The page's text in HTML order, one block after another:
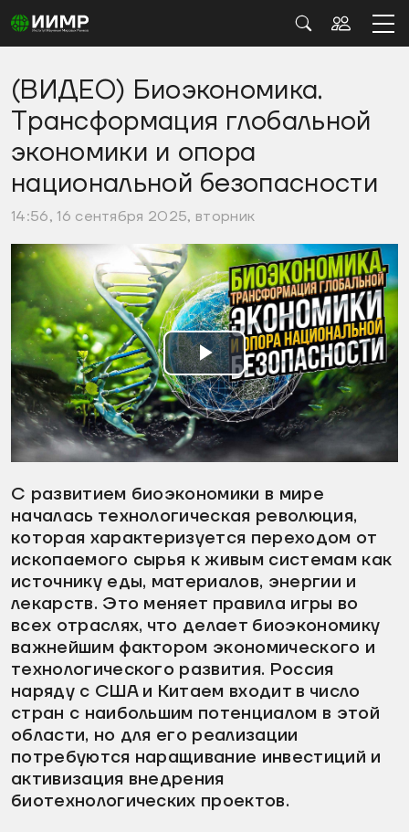
(ВИДЕО) Биоэкономика.
Трансформация глобальной
экономики и опора
национальной безопасности
14:56, 16 сентября 2025, вторник
Воспроизвести
видео
С развитием биоэкономики в мире
началась технологическая революция,
которая характеризуется переходом от
ископаемого сырья к живым системам как
источнику еды, материалов, энергии и
лекарств. Это меняет правила игры во
всех отраслях, что делает биоэкономику
важнейшим фактором экономического и
технологического развития. Россия
наряду с США и Китаем входит в число
стран с наибольшим потенциалом в этой
области, но для его реализации
потребуются наращивание инвестиций и
активизация внедрения
биотехнологических проектов.